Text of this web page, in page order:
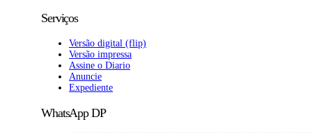
Serviços
Versão digital (flip)
Versão impressa
Assine o Diario
Anuncie
Expediente
WhatsApp DP